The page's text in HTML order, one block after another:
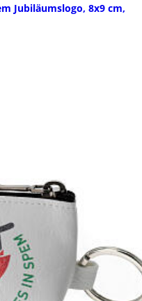
Jubiläumslogo, 8x9 cm,